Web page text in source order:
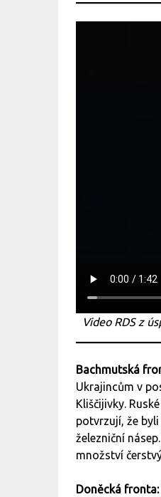
Video RDS z
Bachmutská
Ukrajincům v
Kliščijivky.
potvrzují, že
železniční
množství
Doněcká fronta: